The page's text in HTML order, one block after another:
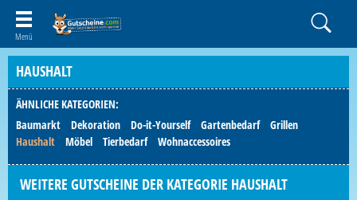
HAUSHALT
ÄHNLICHE KATEGORIEN:
Baumarkt
Dekoration Do-it-Yourself Gartenbedarf
Grillen
Haushalt
Möbel Tierbedarf Wohnaccessoires
WEITERE GUTSCHEINE DER KATEGORIE HAUSHALT